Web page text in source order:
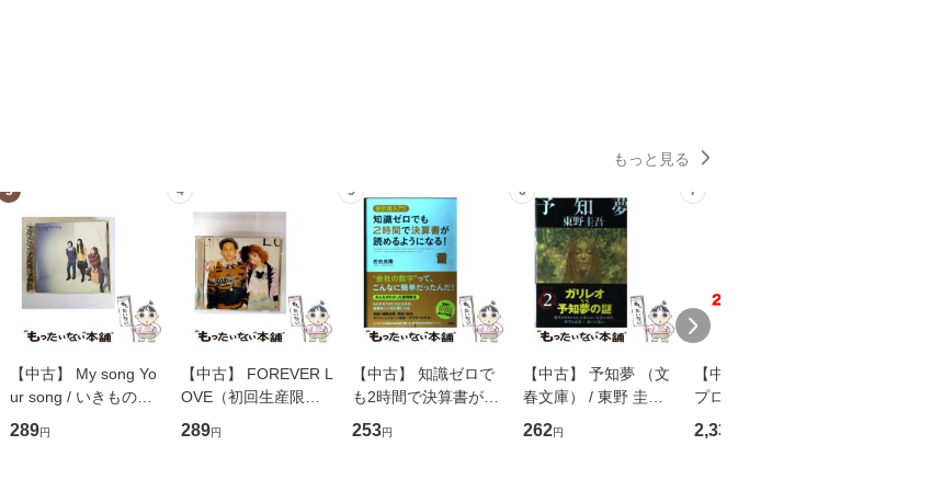
もっと見る
3
【中古】 My song Yo
ur song / いきものが
かり / [CD]【メール便
送料無料】
289円
4
【中古】 FOREVER L
OVE（初回生産限定
盤） / 清水翔太×加藤
ミリヤ / [CD]【メール
289円
5
【中古】 知識ゼロで
も2時間で決算書が読
めるようになる！ 会
計超入門！ / 佐伯 良
253円
6
【中古】 予知夢 （文
春文庫） / 東野 圭吾 /
文藝春秋 [文庫]【メー
ル便送料無料】
262円
7
【中古】 野ブタ。を
プロデュース [DVD-B
OX] / バップ [DVD]
【メール便送料無料】
2,335